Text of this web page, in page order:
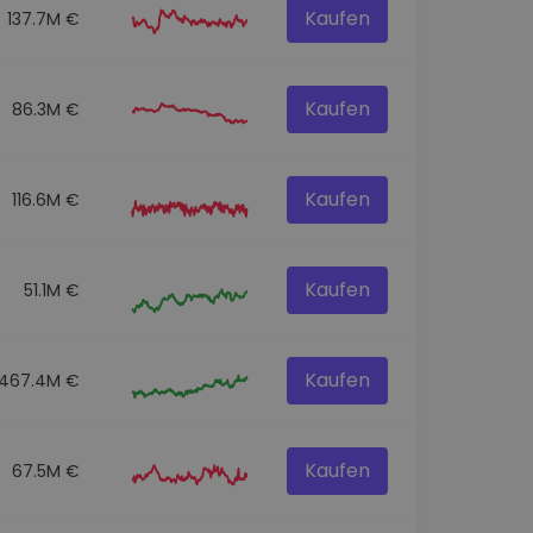
137.7M € Kaufen
86.3M € Kaufen
116.6M € Kaufen
51.1M € Kaufen
467.4M € Kaufen
67.5M € Kaufen